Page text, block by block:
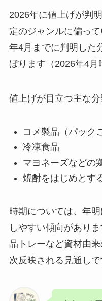
2026年に値上げが判
定のジャンルに偏っ
年4月までに判明した
ぼります（2026年4月
値上げが目立つ主な分
コメ製品（パック
冷凍食品
マヨネーズなどの
焼酎をはじめとす
時期については、年
しやすい傾向があり
品トレーなど資材由
次反映される見通しで